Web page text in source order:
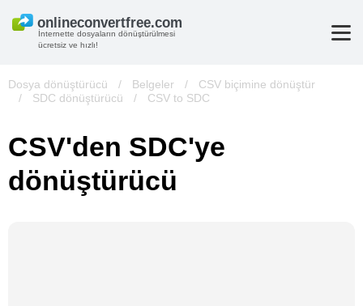
İnternette dosyaların dönüştürülmesi
ücretsiz ve hızlı!
Dosya dönüştürücü / Belgeler /
CSV biçimine dönüştür
/
SDC dönüştürücü / CSV to SDC
CSV'den SDC'ye
dönüştürücü